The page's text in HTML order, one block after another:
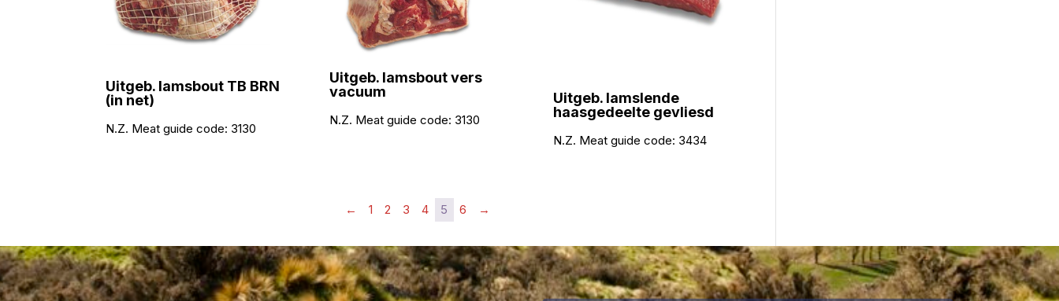
Uitgeb. lamsbout TB BRN
(in net)
N.Z. Meat guide code: 3130
Uitgeb. lamsbout vers
vacuum
N.Z. Meat guide code: 3130
Uitgeb. lamslende
haasgedeelte gevliesd
N.Z. Meat guide code: 3434
← 1 2 3 4 5 6 →